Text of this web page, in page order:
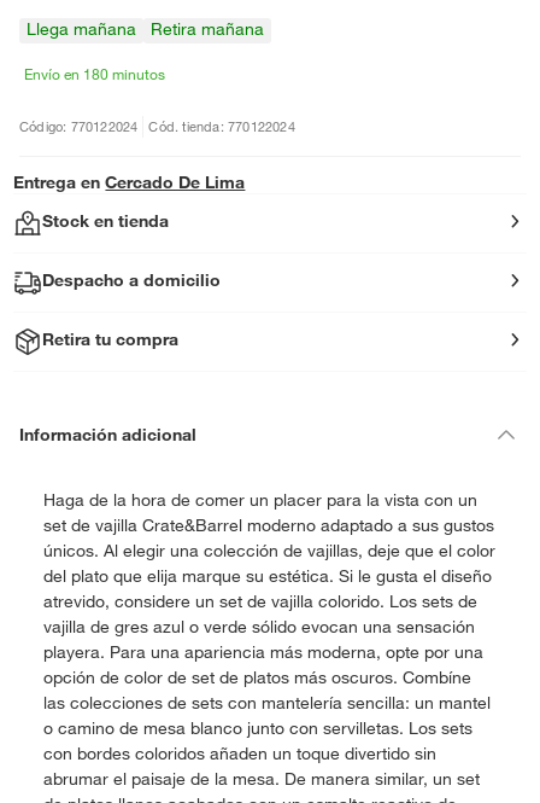
Llega mañana Retira mañana
Envío en 180 minutos
Código: 770122024 Cód. tienda: 770122024
Entrega en Cercado De Lima
Stock en tienda
Despacho a domicilio
Retira tu compra
Información adicional
Haga de la hora de comer un placer para la vista con un
set de vajilla Crate&Barrel moderno adaptado a sus gustos
únicos. Al elegir una colección de vajillas, deje que el color
del plato que elija marque su estética. Si le gusta el diseño
atrevido, considere un set de vajilla colorido. Los sets de
vajilla de gres azul o verde sólido evocan una sensación
playera. Para una apariencia más moderna, opte por una
opción de color de set de platos más oscuros. Combíne
las colecciones de sets con mantelería sencilla: un mantel
o camino de mesa blanco junto con servilletas. Los sets
con bordes coloridos añaden un toque divertido sin
abrumar el paisaje de la mesa. De manera similar, un set